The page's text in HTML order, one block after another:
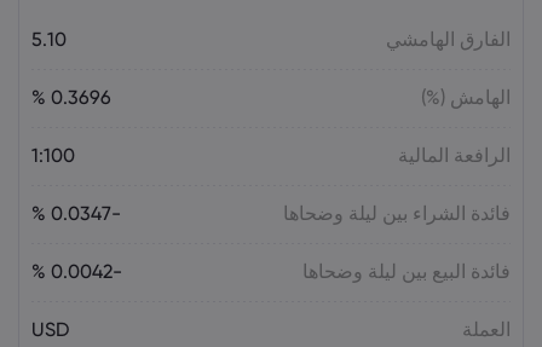
Salma
2026 Aug 05, 16:02
الفارق الهامشي 5.10
الهامش (%) 0.3696 %
الرافعة المالية 1:100
فائدة الشراء بين ليلة وضحاها -0.0347 %
فائدة البيع بين ليلة وضحاها -0.0042 %
العملة USD